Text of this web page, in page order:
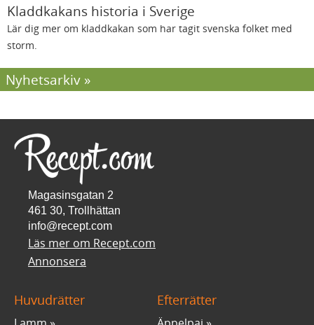
Kladdkakans historia i Sverige
Lär dig mer om kladdkakan som har tagit svenska folket med
storm.
Nyhetsarkiv
Magasinsgatan 2
461 30, Trollhättan
info@recept.com
Läs mer om Recept.com
Annonsera
Huvudrätter Efterrätter